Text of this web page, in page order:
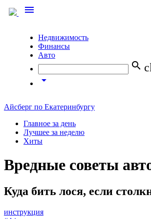
menu
Недвижимость
Финансы
Авто
search
arrow_drop_down
Айсберг по Екатеринбургу
Главное за день
Лучшее за неделю
Хиты
Вредные советы
Куда бить лося, если
инструкция